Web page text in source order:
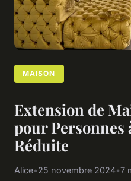
MAISON
Extension de
pour Personnes
Réduite
Alice•25 novembre 2024•7